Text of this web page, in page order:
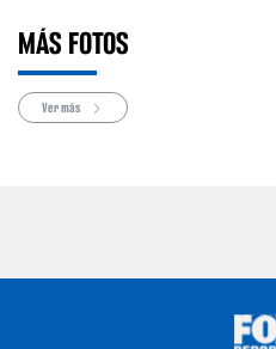
MÁS FOTOS
Ver más